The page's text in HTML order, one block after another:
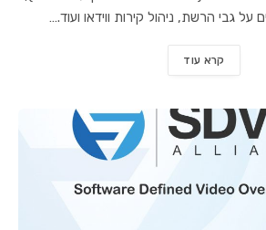
על גבי הרשת, ניהול קירות ווידאו ועוד.…
קרא עוד